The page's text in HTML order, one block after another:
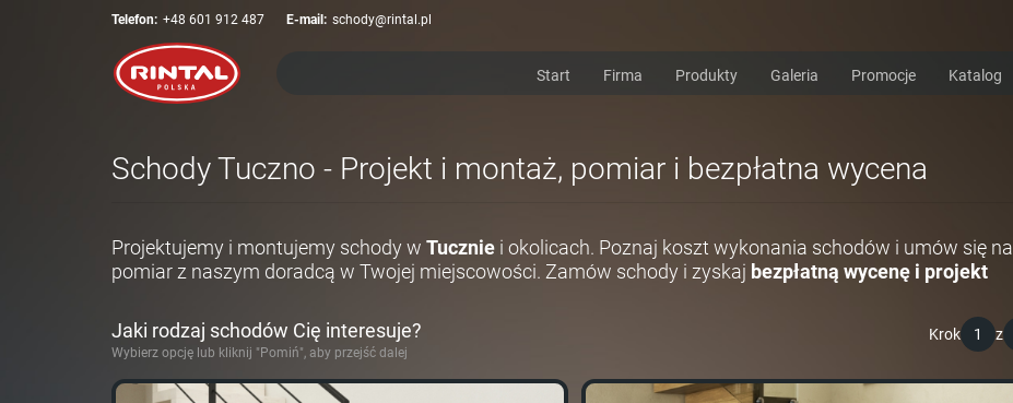
Telefon: +48 601 912 487 E-mail: schody@rintal.pl
Start Firma Produkty Galeria Promocje Katalog
Schody Tuczno - Projekt i montaż, pomiar i bezpłatna wycena
Projektujemy i montujemy schody w Tucznie i okolicach. Poznaj koszt wykonania schodów i umów się na
pomiar z naszym doradcą w Twojej miejscowości. Zamów schody i zyskaj bezpłatną wycenę i projekt
Krok 1 z
Jaki rodzaj schodów Cię interesuje?
Wybierz opcję lub kliknij "Pomiń", aby przejść dalej